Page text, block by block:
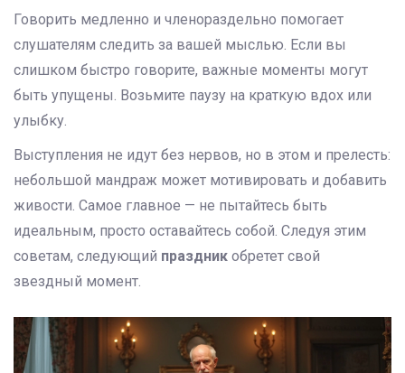
Говорить медленно и членораздельно помогает
слушателям следить за вашей мыслью. Если вы
слишком быстро говорите, важные моменты могут
быть упущены. Возьмите паузу на краткую вдох или
улыбку.
Выступления не идут без нервов, но в этом и прелесть:
небольшой мандраж может мотивировать и добавить
живости. Самое главное — не пытайтесь быть
идеальным, просто оставайтесь собой. Следуя этим
советам, следующий праздник обретет свой
звездный момент.